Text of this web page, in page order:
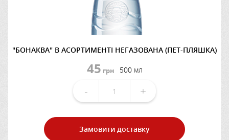
"БОНАКВА" В АСОРТИМЕНТІ НЕГАЗОВАНА (ПЕТ-ПЛЯШКА)
45 грн 500 мл
- +
Замовити доставку